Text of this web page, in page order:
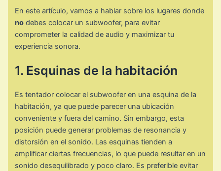
En este artículo, vamos a hablar sobre los lugares donde
no debes colocar un subwoofer, para evitar
comprometer la calidad de audio y maximizar tu
experiencia sonora.
1. Esquinas de la habitación
Es tentador colocar el subwoofer en una esquina de la
habitación, ya que puede parecer una ubicación
conveniente y fuera del camino. Sin embargo, esta
posición puede generar problemas de resonancia y
distorsión en el sonido. Las esquinas tienden a
amplificar ciertas frecuencias, lo que puede resultar en un
sonido desequilibrado y poco claro. Es preferible evitar